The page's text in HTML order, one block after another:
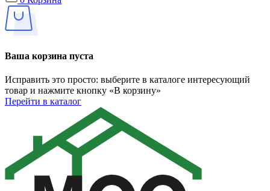
Ваша корзина пуста
Исправить это просто: выберите в каталоге интересующий
товар и нажмите кнопку «В корзину»
Перейти в каталог